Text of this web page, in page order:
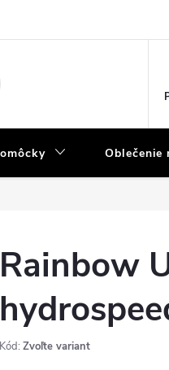
Oblečenie
Rainbow
Kód: Zvoľte variant